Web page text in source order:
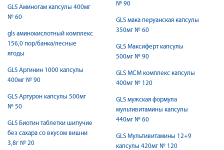
GLS Аминогам капсулы 400мг
№ 60
gls аминокислотный комплекс
156,0 пор/банка/лесные
ягоды
GLS Аргинин 1000 капсулы
400мг № 90
GLS Артурон капсулы 500мг
№ 50
GLS Биотин таблетки шипучие
без сахара со вкусом вишни
3,8г № 20
№ 90
GLS мака перуанская капсулы
350мг № 60
GLS Максиферт капсулы
500мг № 90
GLS МСМ комплекс капсулы
400мг № 120
GLS мужская формула
мультивитамины капсулы
440мг № 60
GLS Мультивитамины 12+9
капсулы 420мг № 120